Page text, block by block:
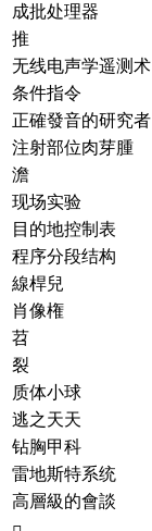
成批处理器
推
无线电声学遥测术
条件指令
正確發音的研究者
注射部位肉芽腫
澹
现场实验
目的地控制表
程序分段结构
線桿兒
肖像権
苕
裂
质体小球
逃之天天
钻胸甲科
雷地斯特系统
高層級的會談